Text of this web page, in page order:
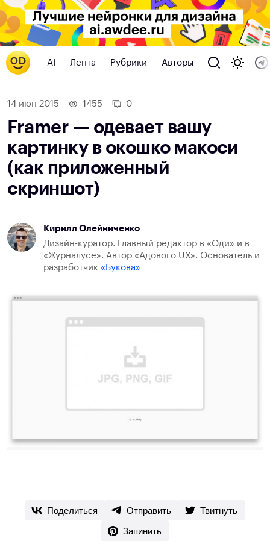
AI Лента Рубрики Авторы
14 июн 2015 1455 0
Framer — одевает вашу
картинку в окошко макоси
(как приложенный
скриншот)
Кирилл Олейниченко
Дизайн-куратор. Главный редактор в «Оди» и в
«Журналусе». Автор «Адового UX». Основатель и
разработчик «Букова»
Поделиться Отправить
Твитнуть
Запинить